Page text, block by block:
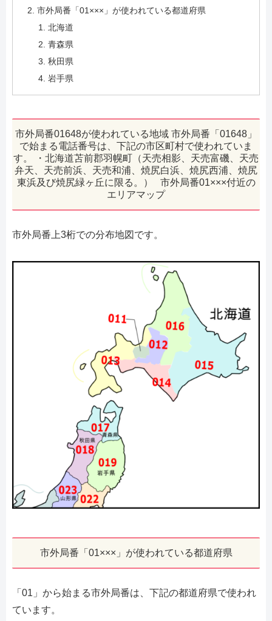
市外局番「01×××」が使われている都道府県
北海道
青森県
秋田県
岩手県
市外局番01648が使われている地域 市外局番「01648」
で始まる電話番号は、下記の市区町村で使われていま
す。 ・北海道苫前郡羽幌町（天売相影、天売富磯、天売
弁天、天売前浜、天売和浦、焼尻白浜、焼尻西浦、焼尻
東浜及び焼尻緑ヶ丘に限る。） 市外局番01×××付近の
エリアマップ
市外局番上3桁での分布地図です。
市外局番「01×××」が使われている都道府県
「01」から始まる市外局番は、下記の都道府県で使われ
ています。